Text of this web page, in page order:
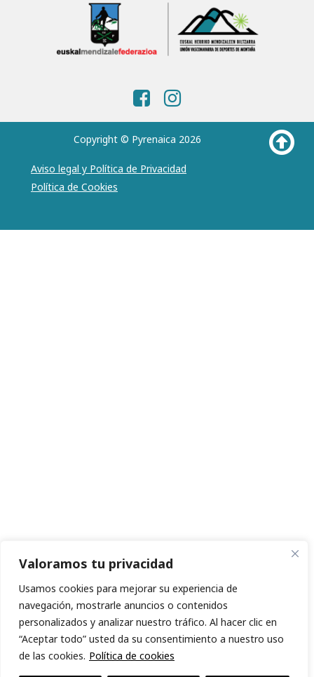
Valoramos tu privacidad
Usamos cookies para mejorar su experiencia de
navegación, mostrarle anuncios o contenidos
personalizados y analizar nuestro tráfico. Al hacer clic en
“Aceptar todo” usted da su consentimiento a nuestro uso
de las cookies. Política de cookies
Copyright © Pyrenaica 2026
Aviso legal y Política de Privacidad
Política de Cookies